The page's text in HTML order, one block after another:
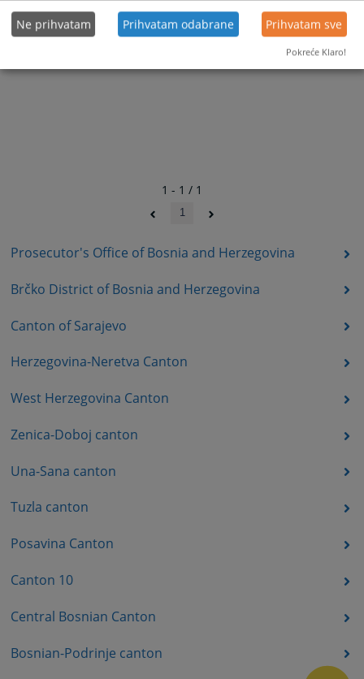
Prosecutor's Office of Bosnia and Herzegovina
Brčko District of Bosnia and Herzegovina
Canton of Sarajevo
Herzegovina-Neretva Canton
West Herzegovina Canton
Zenica-Doboj canton
Una-Sana canton
Tuzla canton
Posavina Canton
Canton 10
Central Bosnian Canton
Bosnian-Podrinje canton
1 - 1 / 1
1
Ne prihvatam Prihvatam odabrane Prihvatam sve
Pokreće Klaro!